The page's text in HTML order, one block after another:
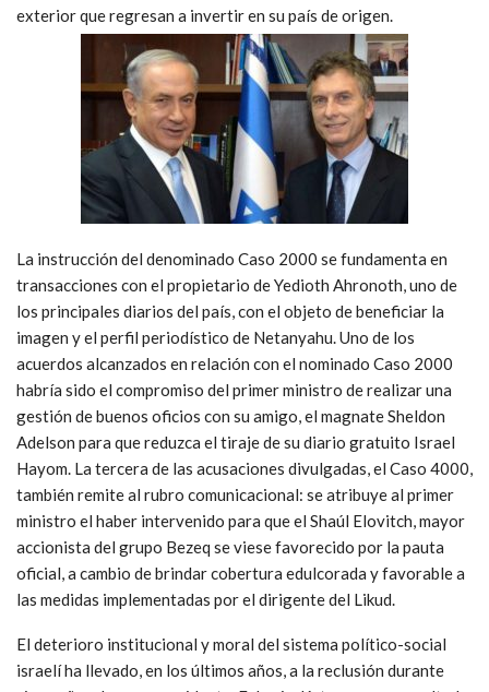
exterior que regresan a invertir en su país de origen.
La instrucción del denominado Caso 2000 se fundamenta en
transacciones con el propietario de Yedioth Ahronoth, uno de
los principales diarios del país, con el objeto de beneficiar la
imagen y el perfil periodístico de Netanyahu. Uno de los
acuerdos alcanzados en relación con el nominado Caso 2000
habría sido el compromiso del primer ministro de realizar una
gestión de buenos oficios con su amigo, el magnate Sheldon
Adelson para que reduzca el tiraje de su diario gratuito Israel
Hayom. La tercera de las acusaciones divulgadas, el Caso 4000,
también remite al rubro comunicacional: se atribuye al primer
ministro el haber intervenido para que el Shaúl Elovitch, mayor
accionista del grupo Bezeq se viese favorecido por la pauta
oficial, a cambio de brindar cobertura edulcorada y favorable a
las medidas implementadas por el dirigente del Likud.
El deterioro institucional y moral del sistema político-social
israelí ha llevado, en los últimos años, a la reclusión durante